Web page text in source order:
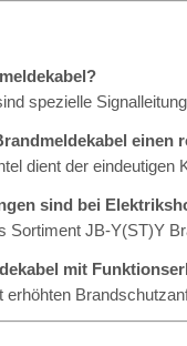
spezielle
einen
dient der eindeutigen
sind bei
Sortiment JB-Y(ST)Y
mit
erhöhten